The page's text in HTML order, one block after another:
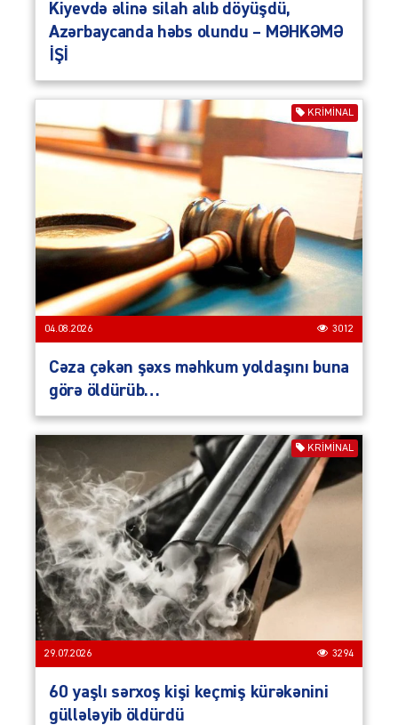
Kiyevdə əlinə silah alıb döyüşdü,
Azərbaycanda həbs olundu – MƏHKƏMƏ
İŞİ
KRIMINAL
04.08.2026 3012
Cəza çəkən şəxs məhkum yoldaşını buna
görə öldürüb…
KRIMINAL
29.07.2026 3294
60 yaşlı sərxoş kişi keçmiş kürəkənini
güllələyib öldürdü